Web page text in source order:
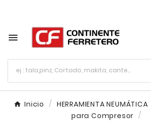

Inicio HERRAMIENTA NEUMÁTICA
para Compresor